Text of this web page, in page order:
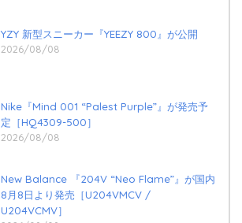
YZY 新型スニーカー『YEEZY 800』が公開
2026/08/08
Nike『Mind 001 “Palest Purple”』が発売予
定［HQ4309-500］
2026/08/08
New Balance 『204V “Neo Flame”』が国内
8月8日より発売［U204VMCV /
U204VCMV］